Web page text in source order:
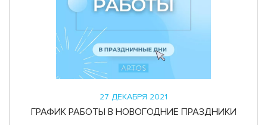
27 ДЕКАБРЯ 2021
ГРАФИК РАБОТЫ В НОВОГОДНИЕ ПРАЗДНИКИ